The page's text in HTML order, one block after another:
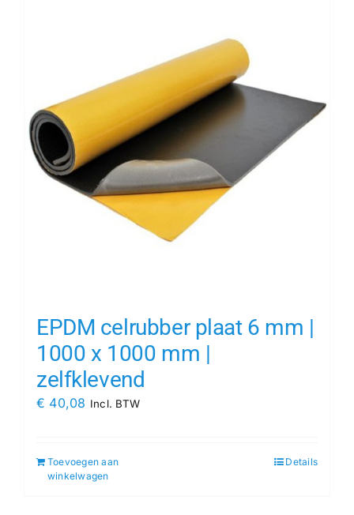
Winkelmand
EPDM celrubber plaat 6 mm |
1000 x 1000 mm |
zelfklevend
€ 40,08 Incl. BTW
Toevoegen aan
winkelwagen
Details